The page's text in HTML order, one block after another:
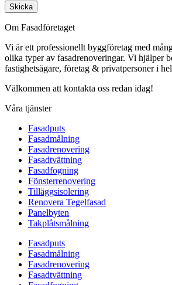
Skicka
Om Fasadföretaget
Vi är ett professionellt byggföretag med
olika typer av fasadrenoveringar. Vi hjälper
fastighetsägare, företag & privatpersoner i
Välkommen att kontakta oss redan idag!
Våra tjänster
Fasadputs
Fasadmålning
Fasadrenovering
Fasadtvättning
Fasadfogning
Fönsterrenovering
Tilläggsisolering
Renovera Tegelfasad
Panelbyten
Takplåtsmålning
Fasadputs
Fasadmålning
Fasadrenovering
Fasadtvättning